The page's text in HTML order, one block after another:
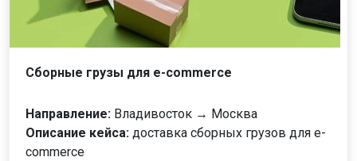
Cборные грузы для e-commerce
Направление: Владивосток → Москва
Описание кейса: доставка сборных грузов для e-
commerce